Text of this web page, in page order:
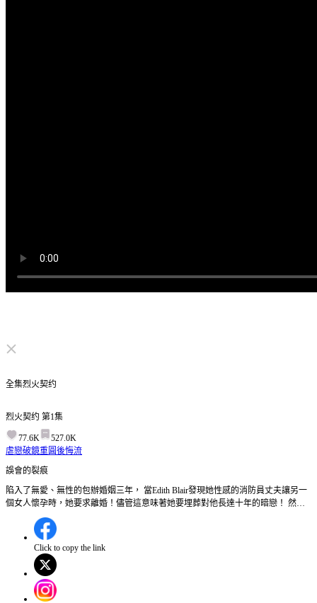
点击取消静音
全集烈火契约
烈火契约 第1集
77.6K
527.0K
虐戀破鏡重圓後悔流
誤會的裂痕
陷入了無愛、無性的包辦婚姻三年， 當Edith Blair發現她性感的消防員丈夫讓另一
個女人懷孕時，她要求離婚！儘管這意味著她要埋葬對他長達十年的暗戀！ 然而
她的老公拒絕簽字，除非她答應跟他扮演最後一個月的恩愛夫妻……接著，Edith
驚訝的發現，一個巨大的誤會橫亙在她跟她的丈夫之間…… 第1集:伊迪絲發現丈夫
諾蘭與南希的親密關係，南希更挑釁地表示諾蘭是被迫娶伊迪絲，若有選擇會選
她。就在伊迪絲心碎之際，諾蘭被緊急叫去救援，留下伊迪絲獨自面對這段婚姻的
真相。諾蘭的選擇會如何影響他和伊迪絲的婚姻？
Click to copy the link